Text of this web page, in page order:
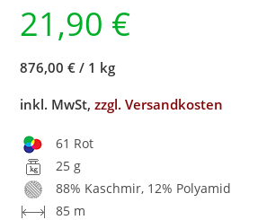
21,90 €
876,00 € / 1 kg
inkl. MwSt,zzgl. Versandkosten
61 Rot
25 g
88% Kaschmir, 12% Polyamid
85 m